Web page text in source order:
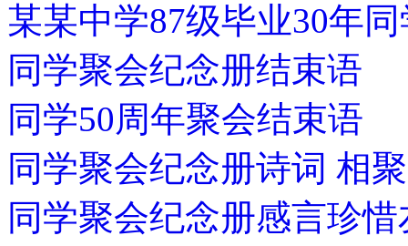
某某中学87级毕业30年
同学聚会纪念册结束语
同学50周年聚会结束语
同学聚会纪念册诗词 相聚
同学聚会纪念册感言珍